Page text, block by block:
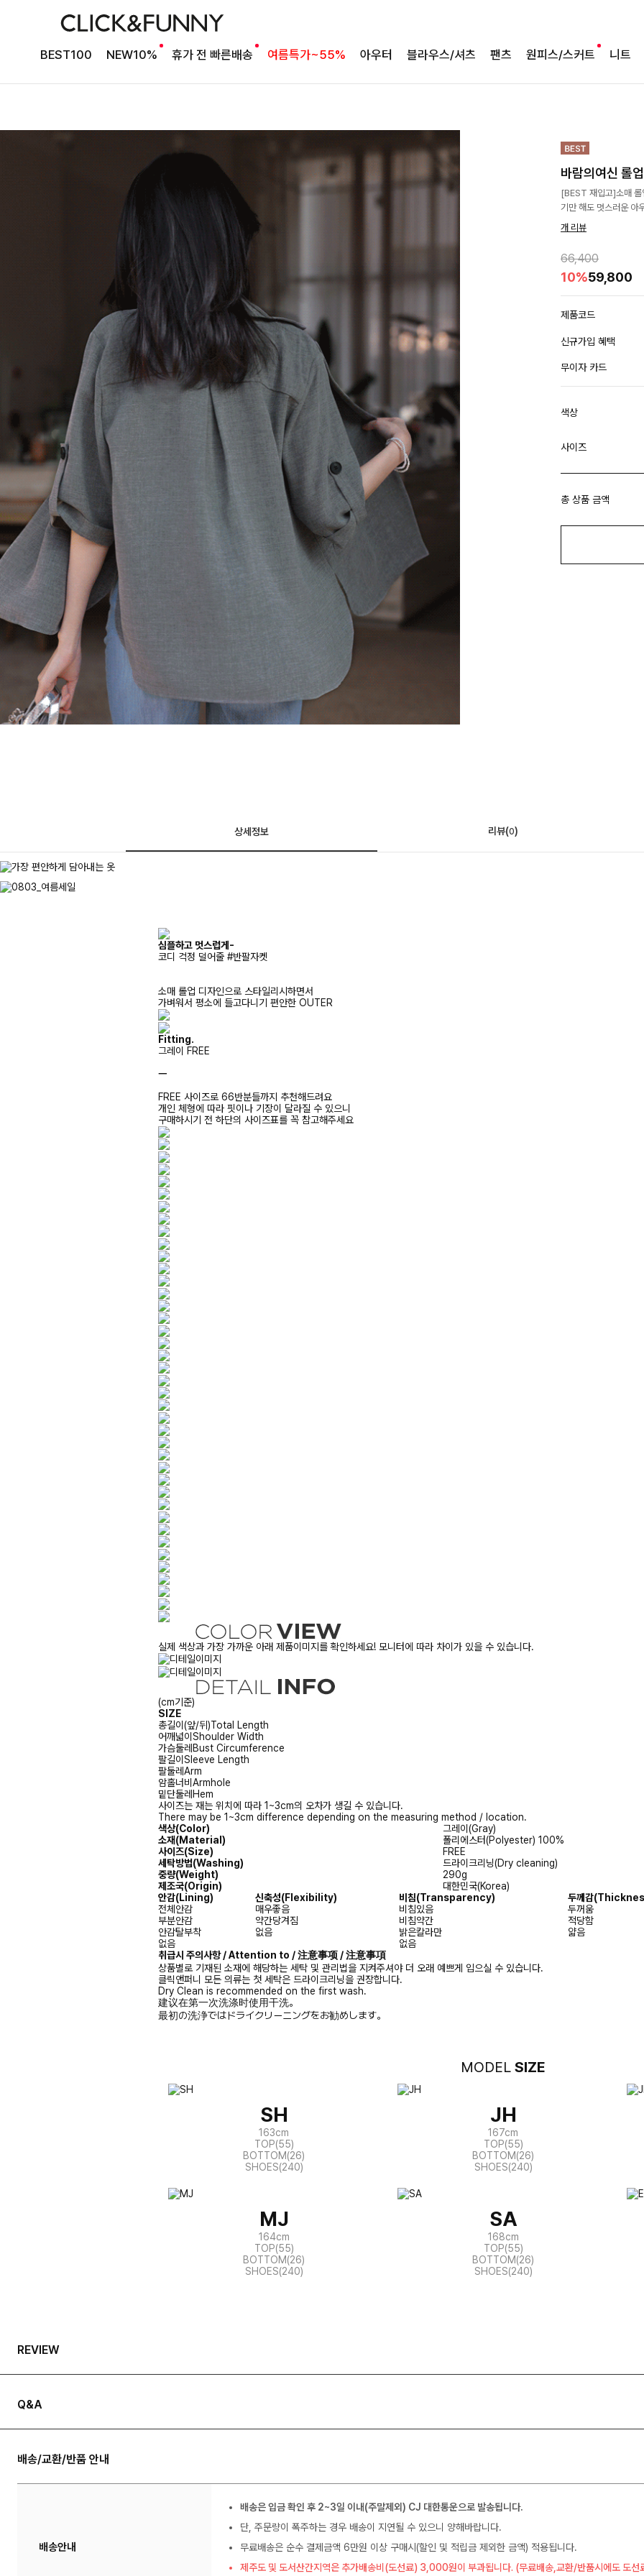
BEST100 NEW10% 휴가 전 빠른배송 여름특가~55% 아우터 블라우스/셔츠 팬츠 원피스/스커트 니트
바람의여신 롤
[BEST 재입고]소매 롤
기만 해도 멋스러운 아
개 리뷰
66,400
10%59,800
제품코드
신규가입 혜택
무이자 카드
색상
사이즈
총 상품 금액
상세정보 리뷰(0)
심플하고 멋스럽게-
코디 걱정 덜어줄 #반팔자켓
소매 롤업 디자인으로 스타일리시하면서
가벼워서 평소에 들고다니기 편안한 OUTER
Fitting.
그레이 FREE
ㅡ
FREE 사이즈로 66반분들까지 추천해드려요
개인 체형에 따라 핏이나 기장이 달라질 수 있으니
구매하시기 전 하단의 사이즈표를 꼭 참고해주세요
실제 색상과 가장 가까운 아래 제품이미지를 확인하세요! 모니터에 따라 차이가 있을 수 있습니다.
(cm기준)
SIZE
총길이(앞/뒤)Total Length
어깨넓이Shoulder Width
가슴둘레Bust Circumference
팔길이Sleeve Length
팔둘레Arm
암홀너비Armhole
밑단둘레Hem
사이즈는 재는 위치에 따라 1~3cm의 오차가 생길 수 있습니다.
There may be 1~3cm difference depending on the measuring method / location.
색상(Color)
그레이(Gray)
소재(Material)
폴리에스터(Polyester) 100%
사이즈(Size)
FREE
세탁방법(Washing)
드라이크리닝(Dry cleaning)
중량(Weight)
290g
제조국(Origin)
대한민국(Korea)
안감(Lining) 신축성(Flexibility) 비침(Transparency) 두께감
전체안감
매우좋음 비침있음
두꺼움
부분안감
약간당겨짐 비침약간
적당함
안감탈부착
없음 밝은칼라만
얇음
없음
없음
취급시 주의사항 / Attention to / 注意事项 / 注意事項
상품별로 기재된 소재에 해당하는 세탁 및 관리법을 지켜주셔야 더 오래 예쁘게 입으실 수 있습니다.
클릭앤퍼니 모든 의류는 첫 세탁은 드라이크리닝을 권장합니다.
Dry Clean is recommended on the first wash.
建议在第一次洗涤时使用干洗。
最初の洗浄ではドライクリーニングをお勧めします。
MODEL SIZE
SH
163cm
TOP(55)
BOTTOM(26)
SHOES(240)
JH
167cm
TOP(55)
BOTTOM(26)
SHOES(240)
MJ
164cm
TOP(55)
BOTTOM(26)
SHOES(240)
SA
168cm
TOP(55)
BOTTOM(26)
SHOES(240)
REVIEW
Q&A
배송/교환/반품 안내
배송안내
배송은 입금 확인 후 2~3일 이내(주말제외) CJ 대한통운으로 발송됩니다.
단, 주문량이 폭주하는 경우 배송이 지연될 수 있으니 양해바랍니다.
무료배송은 순수 결제금액 6만원 이상 구매시(할인 및 적립금 제외한 금액) 적용됩니다.
제주도 및 도서산간지역은 추가배송비(도선료) 3,000원이 부과됩니다. (무료배송,교환/반품시에도 도선